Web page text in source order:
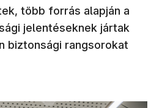
több forrás alapján a
jelentéseknek jártak
biztonsági rangsorokat